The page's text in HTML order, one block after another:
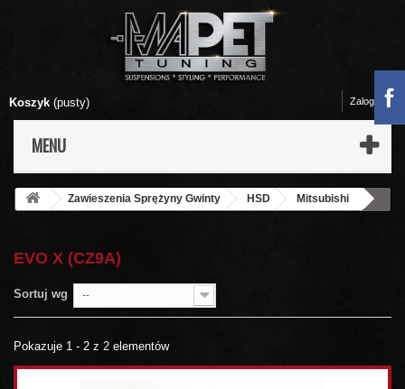
Koszyk (pusty)
MENU
Zaloguj się
Zawieszenia Sprężyny Gwinty HSD
Mitsubishi
EVO X (CZ9A)
Sortuj wg --
Pokazuje 1 - 2 z 2 elementów